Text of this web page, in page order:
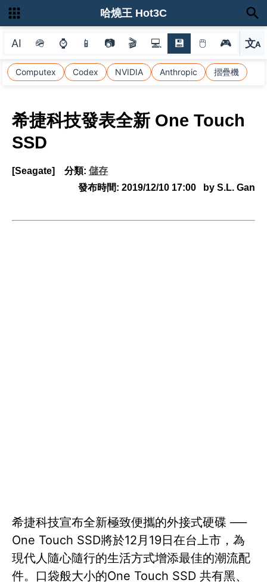
AI 🪖 ⌚ 📱 📷 🎬 💻 💾 🖱 🎮 文A
選
Computex Codex NVIDIA Anthropic 摺疊機
哈燒王 Hot3C
希捷科技發表全新 One Touch
SSD
[Seagate] 分類: 儲存
發布時間: 2019/12/10 17:00 by S.L. Gan
希捷科技宣布全新極致便攜的外接式硬碟 ──
One Touch SSD將於12月19日在台上市，為
現代人隨心隨行的生活方式增添最佳的潮流配
件。口袋般大小的One Touch SSD 共有黑、